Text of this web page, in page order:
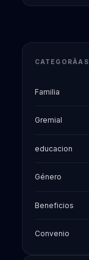
CATEGORÃ­AS
Familia
Gremial
educacion
Género
Beneficios
Convenio